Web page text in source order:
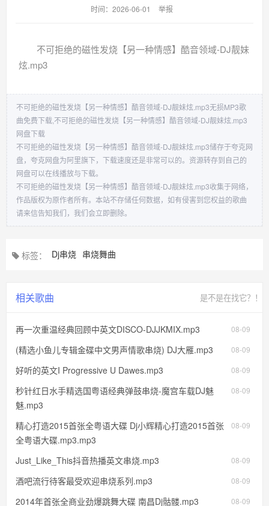
时间：2026-06-01 举报
不可拒绝的磁性发烧【另一种情感】酷音领域-DJ靓妹
炫.mp3
不可拒绝的磁性发烧【另一种情感】酷音领域-DJ靓妹炫.mp3无损MP3歌
曲免费下载,不可拒绝的磁性发烧【另一种情感】酷音领域-DJ靓妹炫.mp3
网盘下载
不可拒绝的磁性发烧【另一种情感】酷音领域-DJ靓妹炫.mp3储存于夸克网
盘，夸克网盘为阿里旗下，下载速度还是非常可以的。资源转存到自己的
网盘可以在线播放与下载。
不可拒绝的磁性发烧【另一种情感】酷音领域-DJ靓妹炫.mp3收集于网络，
作品版权为原作者所有。本站不存储任何数据，如有侵害到您权益的歌曲
请来信告知我们，我们会立即删除。
标签： Dj串烧 串烧舞曲
相关歌曲 是不是在找它？！
08-09
再一次重温经典回顾中英文DISCO-DJJKMIX.mp3
08-09
(精选小鱼儿专辑金碟中文男声情歌串烧) DJ大雁.mp3
08-09
好听的英文I Progressive U Dawes.mp3
08-09
秒针红日水手精选国粤语经典弹鼓串烧-魔宫车载DJ魅
魅.mp3
08-09
精心打造2015首张全粤语大碟 Dj小辉精心打造2015首张
全粤语大碟.mp3.mp3
08-09
Just_Like_This抖音热播英文串烧.mp3
08-09
酒吧流行待客最受欢迎串烧系列.mp3
08-09
2014年首张全商业劲爆跳舞大碟 南昌Dj骷髅.mp3